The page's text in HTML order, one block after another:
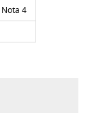
Nota 4